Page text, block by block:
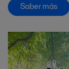
Saber más